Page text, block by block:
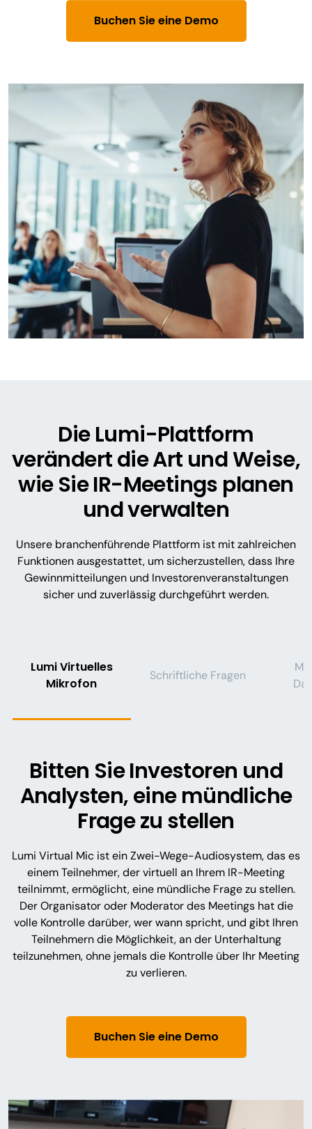
Buchen Sie eine Demo
Die Lumi-Plattform
verändert die Art und Weise,
wie Sie IR-Meetings planen
und verwalten
Unsere branchenführende Plattform ist mit zahlreichen
Funktionen ausgestattet, um sicherzustellen, dass Ihre
Gewinnmitteilungen und Investorenveranstaltungen
sicher und zuverlässig durchgeführt werden.
Lumi Virtuelles
Mikrofon
Schriftliche Fragen
Bitten Sie Investoren und
Analysten, eine mündliche
Frage zu stellen
Lumi Virtual Mic ist ein Zwei-Wege-Audiosystem, das es
einem Teilnehmer, der virtuell an Ihrem IR-Meeting
teilnimmt, ermöglicht, eine mündliche Frage zu stellen.
Der Organisator oder Moderator des Meetings hat die
volle Kontrolle darüber, wer wann spricht, und gibt Ihren
Teilnehmern die Möglichkeit, an der Unterhaltung
teilzunehmen, ohne jemals die Kontrolle über Ihr Meeting
zu verlieren.
Buchen Sie eine Demo